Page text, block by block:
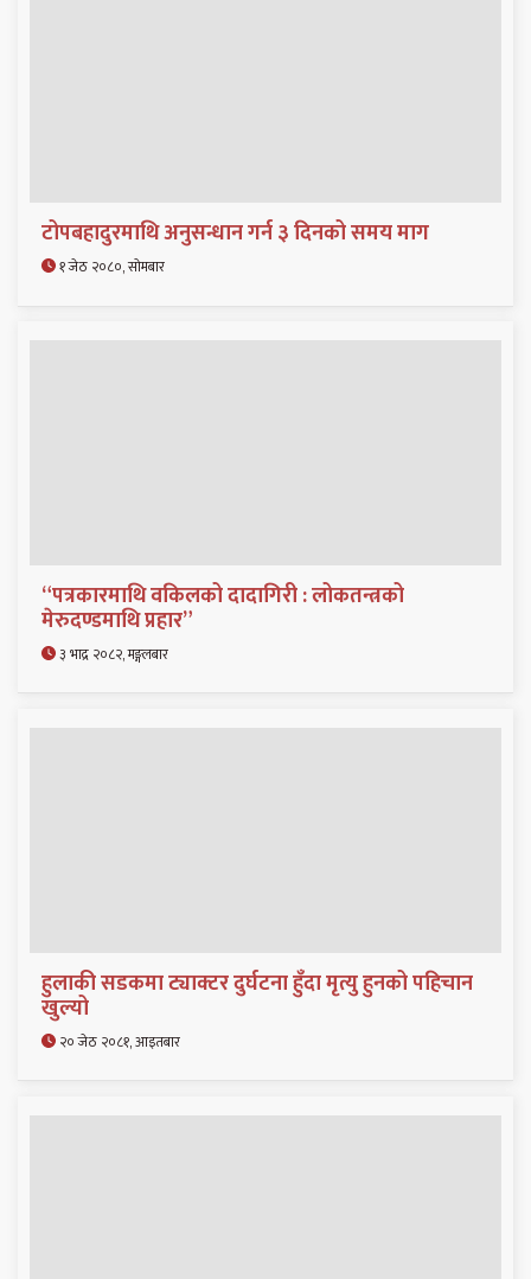
टोपबहादुरमाथि अनुसन्धान गर्न ३ दिनको समय माग
१ जेठ २०८०, सोमबार
“पत्रकारमाथि वकिलको दादागिरी : लोकतन्त्रको
मेरुदण्डमाथि प्रहार”
३ भाद्र २०८२, मङ्गलबार
हुलाकी सडकमा ट्याक्टर दुर्घटना हुँदा मृत्यु हुनको पहिचान
खुल्यो
२० जेठ २०८१, आइतबार